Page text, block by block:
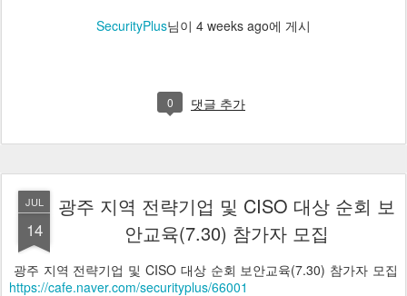
SecurityPlus님이 4 weeks ago에 게시
0 댓글 추가
JUL
14
광주 지역 전략기업 및 CISO 대상 순회 보
안교육(7.30) 참가자 모집
광주 지역 전략기업 및 CISO 대상 순회 보안교육(7.30) 참가자 모집
https://cafe.naver.com/securityplus/66001